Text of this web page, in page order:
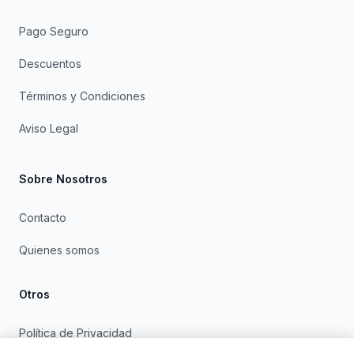
Pago Seguro
Descuentos
Términos y Condiciones
Aviso Legal
Sobre Nosotros
Contacto
Quienes somos
Otros
Política de Privacidad